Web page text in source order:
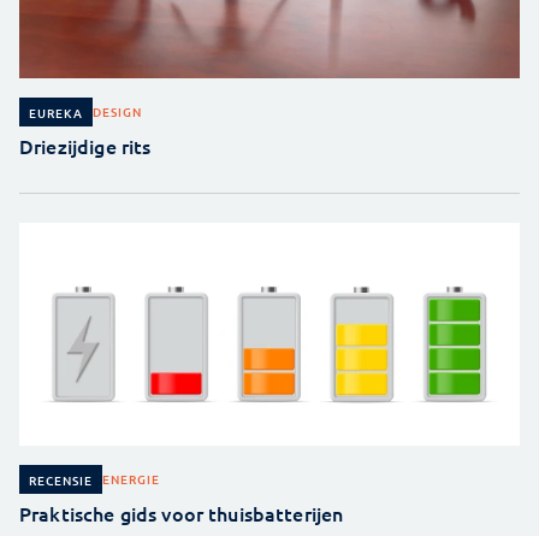
EUREKA DESIGN
Driezijdige rits
RECENSIE ENERGIE
Praktische gids voor thuisbatterijen